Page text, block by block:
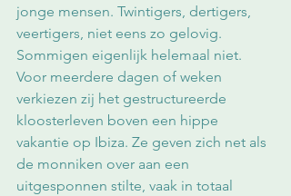
jonge mensen. Twintigers, dertigers,
veertigers, niet eens zo gelovig.
Sommigen eigenlijk helemaal niet.
Voor meerdere dagen of weken
verkiezen zij het gestructureerde
kloosterleven boven een hippe
vakantie op Ibiza. Ze geven zich net als
de monniken over aan een
uitgesponnen stilte, vaak in totaal